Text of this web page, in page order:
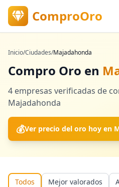
ComproOro
Inicio/Ciudades/Majadahonda
Compro Oro en
4 empresas verificadas de
Majadahonda
💰Ver precio del oro hoy en
Todos Mejor valorados